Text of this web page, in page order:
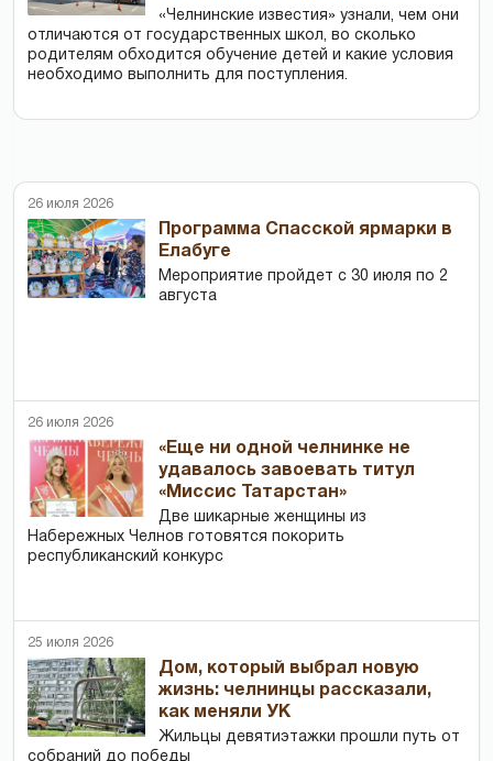
«Челнинские известия» узнали, чем они
отличаются от государственных школ, во сколько
родителям обходится обучение детей и какие условия
необходимо выполнить для поступления.
26 июля 2026
Программа Спасской ярмарки в
Елабуге
Мероприятие пройдет с 30 июля по 2
августа
26 июля 2026
«Еще ни одной челнинке не
удавалось завоевать титул
«Миссис Татарстан»
Две шикарные женщины из
Набережных Челнов готовятся покорить
республиканский конкурс
25 июля 2026
Дом, который выбрал новую
жизнь: челнинцы рассказали,
как меняли УК
Жильцы девятиэтажки прошли путь от
собраний до победы